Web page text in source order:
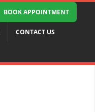
BOOK APPOINTMENT
CONTACT US